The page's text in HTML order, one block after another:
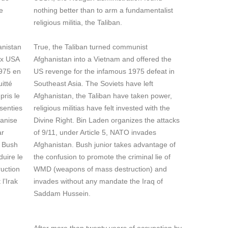
USA
en
le
Bush
le
nothing better than to arm a fundamentalist
religious militia, the Taliban.
True, the Taliban turned communist
Afghanistan into a Vietnam and offered the
US revenge for the infamous 1975 defeat in
Southeast Asia. The Soviets have left
Afghanistan, the Taliban have taken power,
religious militias have felt invested with the
Divine Right. Bin Laden organizes the attacks
of 9/11, under Article 5, NATO invades
Afghanistan. Bush junior takes advantage of
the confusion to promote the criminal lie of
WMD (weapons of mass destruction) and
invades without any mandate the Iraq of
Saddam Hussein.